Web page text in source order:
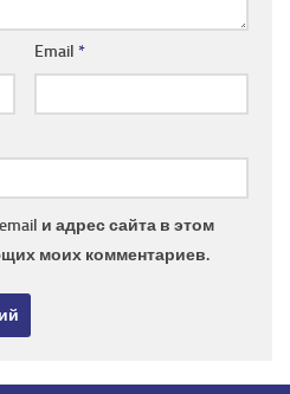
Email *
и адрес сайта в этом
моих комментариев.